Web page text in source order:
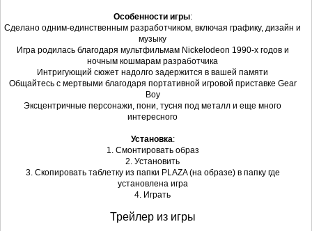
Особенности игры:
Сделано одним-единственным разработчиком, включая графику, дизайн и
музыку
Игра родилась благодаря мультфильмам Nickelodeon 1990-х годов и
ночным кошмарам разработчика
Интригующий сюжет надолго задержится в вашей памяти
Общайтесь с мертвыми благодаря портативной игровой приставке Gear
Boy
Эксцентричные персонажи, пони, тусня под металл и еще много
интересного
Установка:
1. Смонтировать образ
2. Установить
3. Скопировать таблетку из папки PLAZA (на образе) в папку где
установлена игра
4. Играть
Трейлер из игры